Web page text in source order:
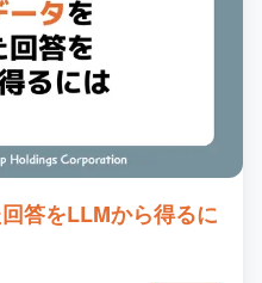
答をLLMから得るに